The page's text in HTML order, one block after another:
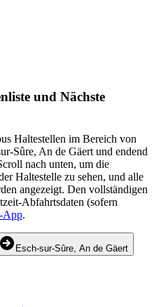
und Nächste
Haltestellen im Bereich von
Sûre, An de Gäert und endend
nach unten, um die
Haltestelle zu sehen, und alle
angezeigt. Den vollständigen
Abfahrtsdaten (sofern
App.
Esch-sur-Sûre, An de Gäert